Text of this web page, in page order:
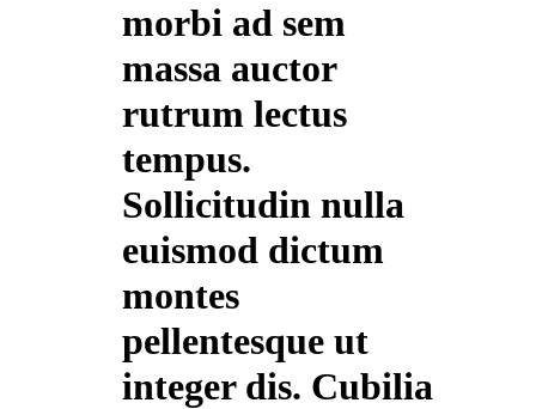
morbi ad sem
massa auctor
rutrum lectus
tempus.
Sollicitudin nulla
euismod dictum
montes
pellentesque ut
integer dis. Cubilia